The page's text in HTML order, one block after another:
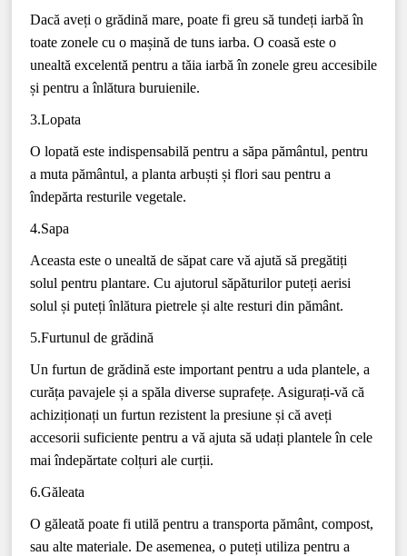
Dacă aveți o grădină mare, poate fi greu să tundeți iarbă în
toate zonele cu o mașină de tuns iarba. O coasă este o
unealtă excelentă pentru a tăia iarbă în zonele greu accesibile
și pentru a înlătura buruienile.
3.Lopata
O lopată este indispensabilă pentru a săpa pământul, pentru
a muta pământul, a planta arbuști și flori sau pentru a
îndepărta resturile vegetale.
4.Sapa
Aceasta este o unealtă de săpat care vă ajută să pregătiți
solul pentru plantare. Cu ajutorul săpăturilor puteți aerisi
solul și puteți înlătura pietrele și alte resturi din pământ.
5.Furtunul de grădină
Un furtun de grădină este important pentru a uda plantele, a
curăța pavajele și a spăla diverse suprafețe. Asigurați-vă că
achiziționați un furtun rezistent la presiune și că aveți
accesorii suficiente pentru a vă ajuta să udați plantele în cele
mai îndepărtate colțuri ale curții.
6.Găleata
O găleată poate fi utilă pentru a transporta pământ, compost,
sau alte materiale. De asemenea, o puteți utiliza pentru a